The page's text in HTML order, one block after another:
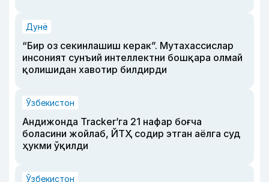
Дунё
“Бир оз секинлашиш керак”. Мутахассислар
инсоният сунъий интеллектни бошқара олмай
қолишидан хавотир билдирди
Ўзбекистон
Андижонда Tracker’га 21 нафар боғча
боласини жойлаб, ЙТҲ содир этган аёлга суд
ҳукми ўқилди
Ўзбекистон